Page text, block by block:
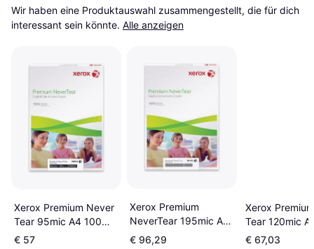
Wir haben eine Produktauswahl zusammengestellt, die für dich
interessant sein könnte. Alle anzeigen
Xerox Premium Never
Tear 95mic A4 100
100Stk.
€ 57
Xerox Premium
NeverTear 195mic A4
100 100Stk.
€ 96,29
Xerox
Tear 120mic
100Stk.
€ 67,03